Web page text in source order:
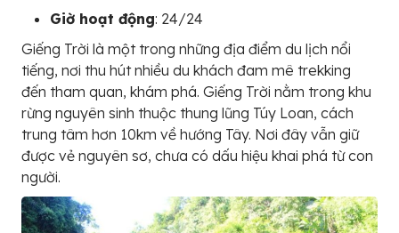
Giờ hoạt động: 24/24
Giếng Trời là một trong những địa điểm du lịch nổi
tiếng, nơi thu hút nhiều du khách đam mê trekking
đến tham quan, khám phá. Giếng Trời nằm trong khu
rừng nguyên sinh thuộc thung lũng Túy Loan, cách
trung tâm hơn 10km về hướng Tây. Nơi đây vẫn giữ
được vẻ nguyên sơ, chưa có dấu hiệu khai phá từ con
người.